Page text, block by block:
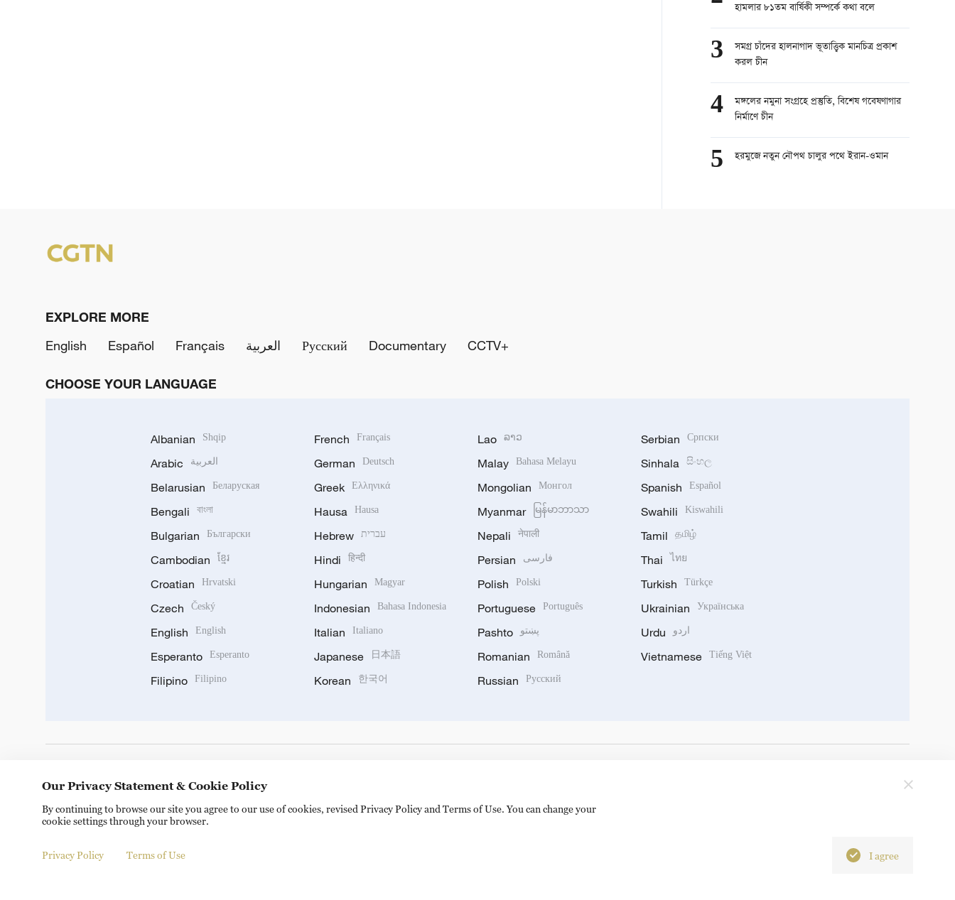
হামলার ৮১তম বার্ষিকী সম্পর্কে কথা বলে
3
সমগ্র চাঁদের হালনাগাদ ভূতাত্ত্বিক মানচিত্র প্রকাশ
করল চীন
4
মঙ্গলের নমুনা সংগ্রহে প্রস্তুতি, বিশেষ গবেষণাগার
নির্মাণে চীন
5 হরমুজে নতুন নৌপথ চালুর পথে ইরান-ওমান
EXPLORE MORE
English
Español Français العربية Русский Documentary CCTV+
CHOOSE YOUR LANGUAGE
Albanian Shqip
Arabic العربية
Belarusian Беларуская
Bengali বাংলা
Bulgarian Български
Cambodian ខ្មែរ
Croatian Hrvatski
Czech Český
English English
Esperanto Esperanto
Filipino Filipino
French Français
German Deutsch
Greek Ελληνικά
Hausa Hausa
Hebrew עברית
Hindi हिन्दी
Hungarian Magyar
Indonesian Bahasa Indonesia
Italian Italiano
Japanese 日本語
Korean 한국어
Lao ລາວ
Malay Bahasa Melayu
Mongolian Монгол
Myanmar မြန်မာဘာသာ
Nepali नेपाली
Persian فارسی
Polish Polski
Portuguese Português
Pashto پښتو
Romanian Română
Russian Русский
Serbian Српски
Sinhala සිංහල
Spanish Español
Swahili Kiswahili
Tamil தமிழ்
Thai ไทย
Turkish Türkçe
Ukrainian Українська
Urdu اردو
Vietnamese Tiếng Việt
Copyright © 2024 CGTN. 京ICP备20000184号
Our Privacy Statement & Cookie Policy
By continuing to browse our site you agree to our use of cookies, revised Privacy Policy and Terms of Use. You can change your
cookie settings through your browser.
Privacy Policy Terms of Use I agree